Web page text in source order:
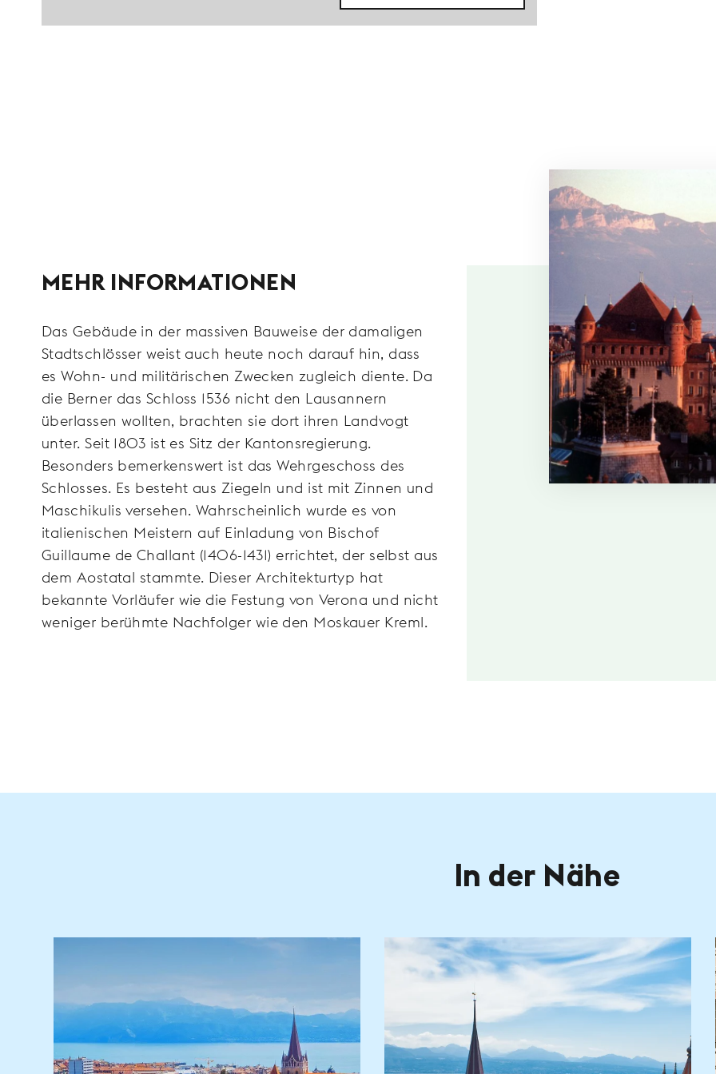
MEHR INFORMATIONEN
Das Gebäude in der massiven Bauweise der damaligen
Stadtschlösser weist auch heute noch darauf hin, dass
es Wohn- und militärischen Zwecken zugleich diente. Da
die Berner das Schloss 1536 nicht den Lausannern
überlassen wollten, brachten sie dort ihren Landvogt
unter. Seit 1803 ist es Sitz der Kantonsregierung.
Besonders bemerkenswert ist das Wehrgeschoss des
Schlosses. Es besteht aus Ziegeln und ist mit Zinnen und
Maschikulis versehen. Wahrscheinlich wurde es von
italienischen Meistern auf Einladung von Bischof
Guillaume de Challant (1406-1431) errichtet, der selbst aus
dem Aostatal stammte. Dieser Architekturtyp hat
bekannte Vorläufer wie die Festung von Verona und nicht
weniger berühmte Nachfolger wie den Moskauer Kreml.
In der Nähe